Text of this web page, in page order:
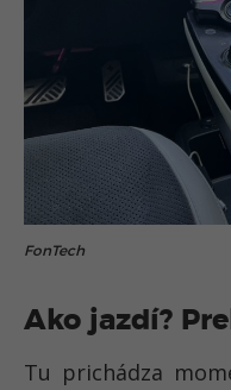
FonTech
Ako jazdí?
Tu prichádza